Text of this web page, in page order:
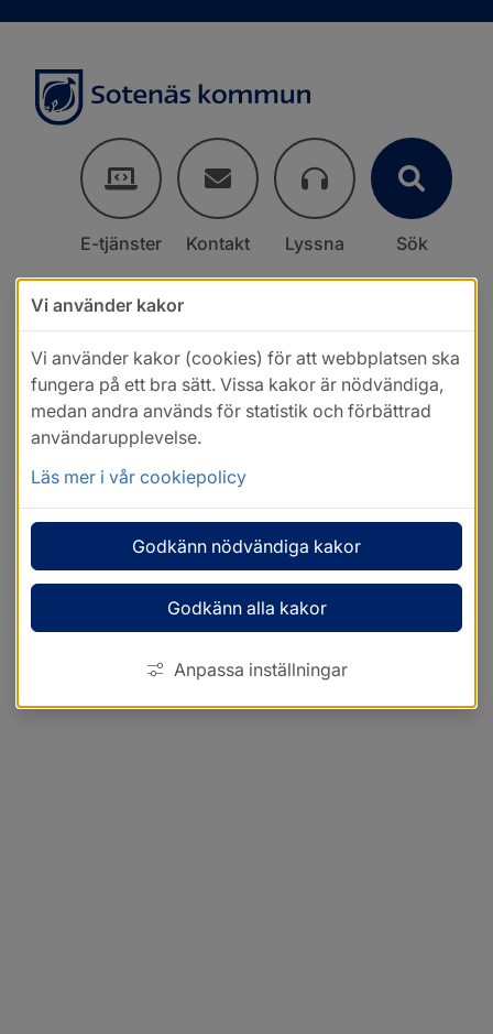
E-tjänster Kontakt Lyssna Sök
Vi använder kakor
Vi använder kakor (cookies) för att webbplatsen ska
fungera på ett bra sätt. Vissa kakor är nödvändiga,
medan andra används för statistik och förbättrad
användarupplevelse.
Läs mer i vår cookiepolicy
Godkänn nödvändiga kakor
Godkänn alla kakor
Anpassa inställningar